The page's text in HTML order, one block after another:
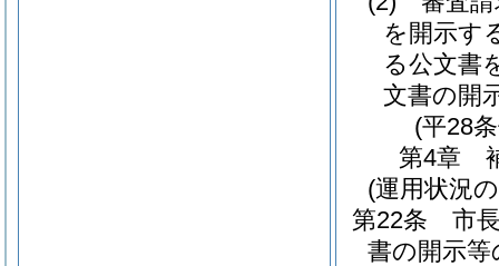
を開示す
る公文書
文書の開
(平28
第4章
(運用状況
第22条
市
書の開示